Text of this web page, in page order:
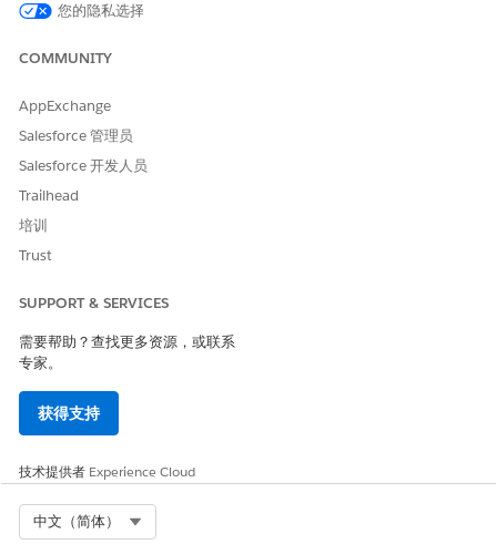
您的隐私选择
COMMUNITY
AppExchange
Salesforce 管理员
Salesforce 开发人员
Trailhead
培训
Trust
SUPPORT & SERVICES
需要帮助？查找更多资源，或联系
专家。
获得支持
技术提供者 Experience Cloud
中文（简体）